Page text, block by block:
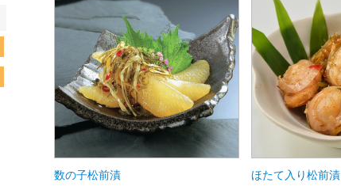
数の子松前漬
ほたて入り松前漬